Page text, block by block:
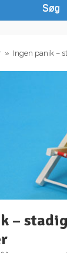
» Ingen panik –
–